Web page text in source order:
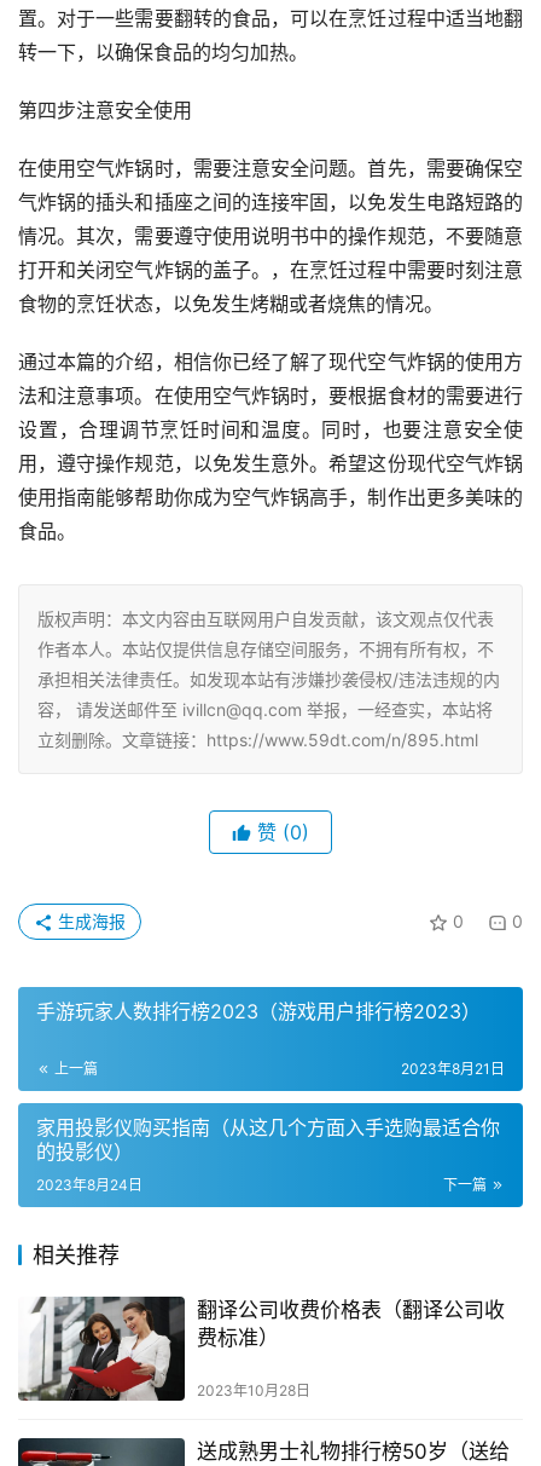
置。对于一些需要翻转的食品，可以在烹饪过程中适当地翻
转一下，以确保食品的均匀加热。
第四步注意安全使用
在使用空气炸锅时，需要注意安全问题。首先，需要确保空
气炸锅的插头和插座之间的连接牢固，以免发生电路短路的
情况。其次，需要遵守使用说明书中的操作规范，不要随意
打开和关闭空气炸锅的盖子。，在烹饪过程中需要时刻注意
食物的烹饪状态，以免发生烤糊或者烧焦的情况。
通过本篇的介绍，相信你已经了解了现代空气炸锅的使用方
法和注意事项。在使用空气炸锅时，要根据食材的需要进行
设置，合理调节烹饪时间和温度。同时，也要注意安全使
用，遵守操作规范，以免发生意外。希望这份现代空气炸锅
使用指南能够帮助你成为空气炸锅高手，制作出更多美味的
食品。
版权声明：本文内容由互联网用户自发贡献，该文观点仅代表
作者本人。本站仅提供信息存储空间服务，不拥有所有权，不
承担相关法律责任。如发现本站有涉嫌抄袭侵权/违法违规的内
容， 请发送邮件至 ivillcn@qq.com 举报，一经查实，本站将
立刻删除。文章链接：https://www.59dt.com/n/895.html
赞 (0)
0 0
生成海报
手游玩家人数排行榜2023（游戏用户排行榜2023）
上一篇 2023年8月21日
家用投影仪购买指南（从这几个方面入手选购最适合你
的投影仪）
下一篇
2023年8月24日
相关推荐
翻译公司收费价格表（翻译公司收
费标准）
2023年10月28日
送成熟男士礼物排行榜50岁（送给